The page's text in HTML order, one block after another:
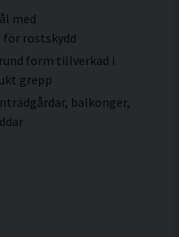
med
rostskydd
form tillverkad i
grepp
balkonger,